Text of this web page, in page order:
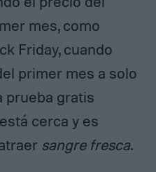
mes, como
Friday, cuando
primer mes a solo
prueba gratis
cerca y es
sangre fresca.